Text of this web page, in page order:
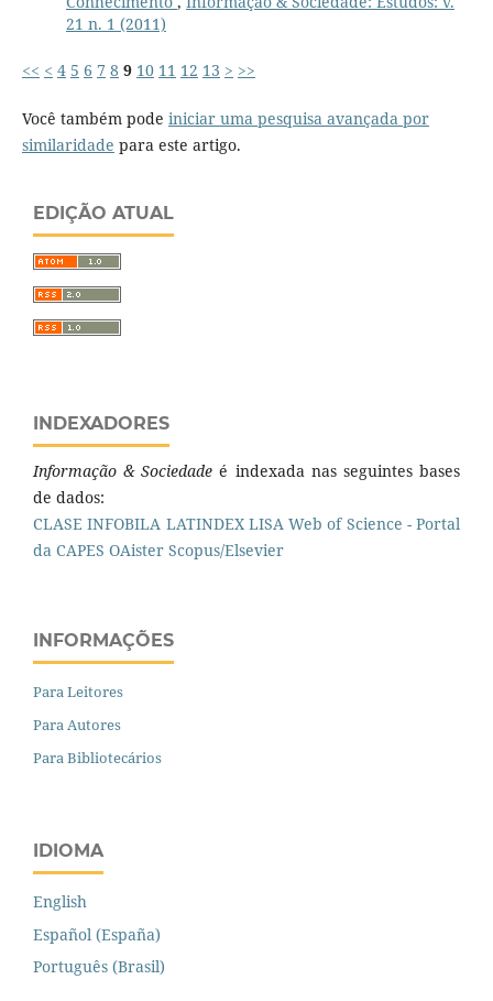
21 n. 1 (2011)
<< < 4 5 6 7 8 9 10 11 12 13 > >>
Você também pode iniciar uma pesquisa avançada por
similaridade para este artigo.
EDIÇÃO ATUAL
INDEXADORES
Informação & Sociedadeé indexada nas seguintes bases
de dados:
CLASE INFOBILA LATINDEX LISA Web of Science - Portal
da CAPES OAister Scopus/Elsevier
INFORMAÇÕES
Para Leitores
Para Autores
Para Bibliotecários
IDIOMA
English
Español (España)
Português (Brasil)